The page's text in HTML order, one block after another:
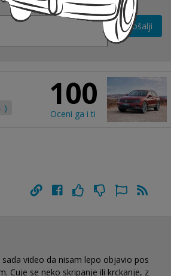
Pošalji
) 100
Oceni ga i ti
video da nisam lepo objavio pos
Cuje se neko skripanje ili krckanje, z